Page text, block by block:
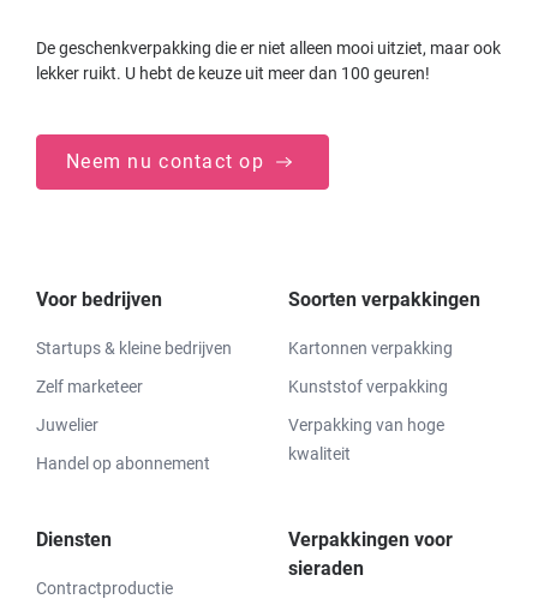
De geschenkverpakking die er niet alleen mooi uitziet, maar ook
lekker ruikt. U hebt de keuze uit meer dan 100 geuren!
Neem nu contact op
Voor bedrijven
Startups & kleine bedrijven
Zelf marketeer
Juwelier
Handel op abonnement
Soorten verpakkingen
Kartonnen verpakking
Kunststof verpakking
Verpakking van hoge
kwaliteit
Diensten
Contractproductie
Verpakkingen voor
sieraden